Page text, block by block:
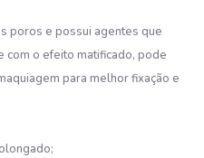
poros e possui agentes que
com o efeito matificado, pode
para melhor fixação e